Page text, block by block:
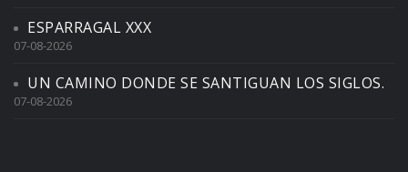
ESPARRAGAL XXX
07-08-2026
UN CAMINO DONDE SE SANTIGUAN LOS SIGLOS.
07-08-2026